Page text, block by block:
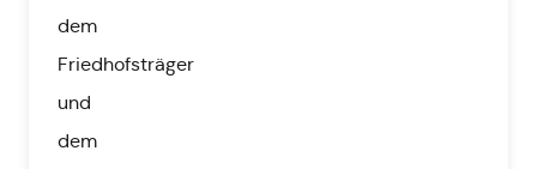
dem
Friedhofsträger
und
dem